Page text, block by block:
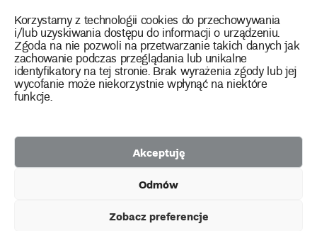
Korzystamy z technologii cookies do przechowywania
i/lub uzyskiwania dostępu do informacji o urządzeniu.
Zgoda na nie pozwoli na przetwarzanie takich danych jak
zachowanie podczas przeglądania lub unikalne
identyfikatory na tej stronie. Brak wyrażenia zgody lub jej
wycofanie może niekorzystnie wpłynąć na niektóre
funkcje.
Akceptuję
Odmów
Zobacz preferencje
Kontakt
instagram
twitterfacebookyoutube
tiktok
2026 Copyright by Muzeum Narodowe we Wrocławiu
Polityka prywatności
Etnograficznego
Facebook
Racławickiej
facebook
Przyjaciół